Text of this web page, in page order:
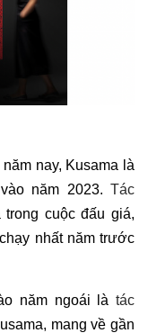
nay, Kusama là
năm 2023.Tác
cuộc đấu giá,
nhất năm trước
năm ngoái là tác
mang về gần